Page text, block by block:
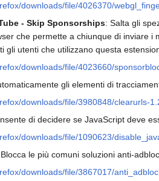
downloads/file/4026370/
- Skip Sponsorships: Salta gli
che permette a chiunque di inviare
gli utenti che utilizzano questa
downloads/file/4023660/
gli elementi di
downloads/file/3980848/clearurls-
di decidere se JavaScript deve
downloads/file/1090623/
le più comuni soluzioni anti-
downloads/file/3867017/